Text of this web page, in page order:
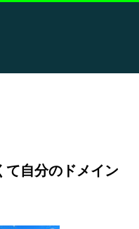
て自分のドメイン